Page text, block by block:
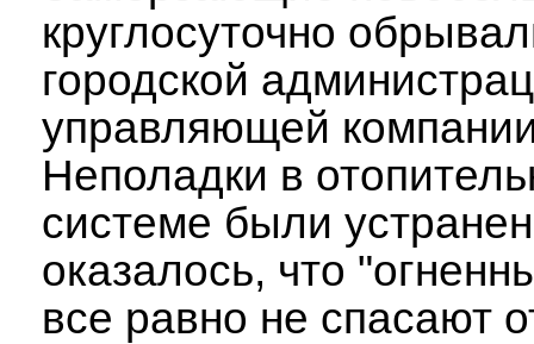
круглосуточно
городской
управляющей
Неполадки в
системе были
оказалось, что
все равно не спасают